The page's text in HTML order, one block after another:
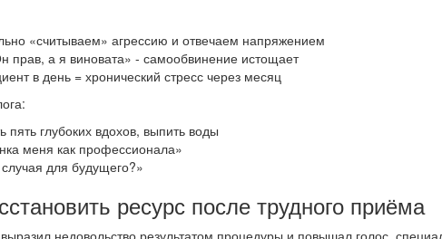
«считываем» агрессию и отвечаем напряжением
прав, а я виновата» - самообвинение истощает
в день = хронический стресс через месяц
глубоких вдохов, выпить воды
меня как профессионала»
для будущего?»
ресурс после трудного приёма
недовольство результатом процедуры и повышал голос,